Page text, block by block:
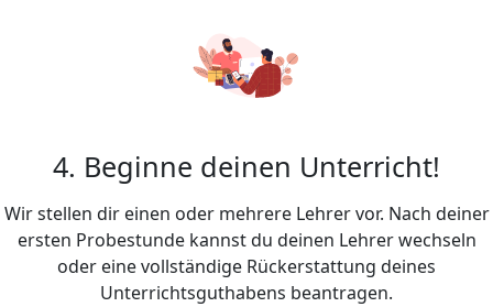
4. Beginne deinen Unterricht!
Wir stellen dir einen oder mehrere Lehrer vor. Nach deiner
ersten Probestunde kannst du deinen Lehrer wechseln
oder eine vollständige Rückerstattung deines
Unterrichtsguthabens beantragen.